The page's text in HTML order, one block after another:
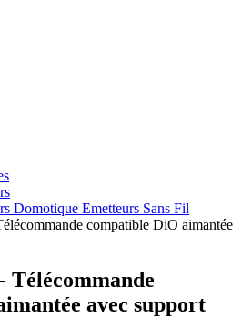
Domotique Emetteurs Sans Fil
compatible DiO aimantée
Télécommande
avec support